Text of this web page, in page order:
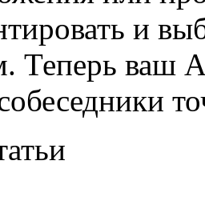
и
Теперь ваш